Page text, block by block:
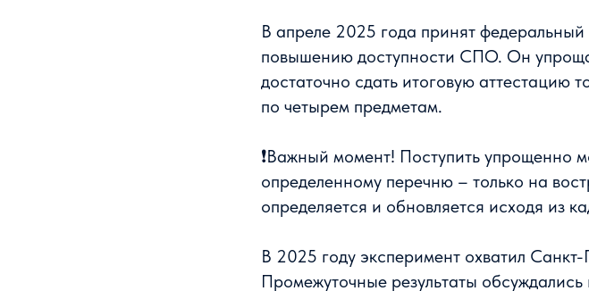
В апреле 2025 года принят
повышению доступности СПО. Он
достаточно сдать итоговую аттестацию
по четырем предметам.
❗Важный момент! Поступить упрощенно
определенному перечню – только на
определяется и обновляется исходя из
В 2025 году эксперимент охватил
Промежуточные результаты